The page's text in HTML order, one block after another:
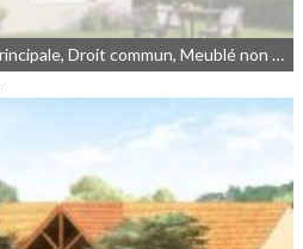
LLI_JEANBRUN, Résidence Principale, Droit commun, Meublé non géré, JEANBRUN, LLI